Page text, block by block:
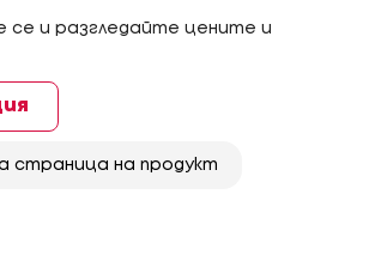
се и разгледайте цените и
страница на продукт